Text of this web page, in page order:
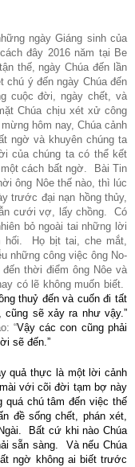
ngày Giáng sinh của
đây 2016 năm tại Be
thế, ngày Chúa đến lần
ý đến ngày Chúa đến
cuộc đời, ngày chết, và
Chúa chịu xét xử công
hôm nay, Chúa cảnh
ngờ và khuyên chúng ta
của chúng ta có thể kết
cách bất ngờ. Bài Tin
ông Nôe thế nào, thì lúc
trước đại nạn hồng thủy,
cưới vợ, lấy chồng. Có
bỏ ngoài tai những lời
hối. Họ bịt tai, che mắt,
những công việc ông No-
thời điểm ông Nôe và
có lẽ không muốn biết.
thuỷ đến và cuốn đi tất
cũng sẽ xảy ra như vậy.”
“Vậy các con cũng phải
sẽ đến.”
quả thực là một lời cảnh
với cõi đời tạm bợ này
chú tâm đến việc thế
đề sống chết, phán xét,
Bất cứ khi nào Chúa
sẵn sàng. Và nếu Chúa
ngờ không ai biết trước